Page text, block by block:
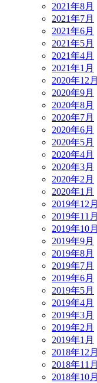
2021年8月
2021年7月
2021年6月
2021年5月
2021年4月
2021年1月
2020年12月
2020年9月
2020年8月
2020年7月
2020年6月
2020年5月
2020年4月
2020年3月
2020年2月
2020年1月
2019年12月
2019年11月
2019年10月
2019年9月
2019年8月
2019年7月
2019年6月
2019年5月
2019年4月
2019年3月
2019年2月
2019年1月
2018年12月
2018年11月
2018年10月